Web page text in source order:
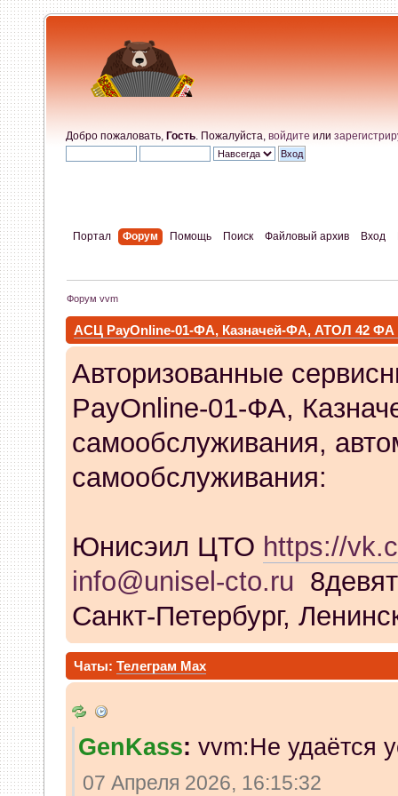
Добро пожаловать, Гость . Пожалуйста, войдите или
Портал Форум Помощь Поиск Файловый архив Вход
Форум vvm
АСЦ PayOnline-01-ФА, Казначей-ФА, АТОЛ 42 ФА
Авторизованные
PayOnline-01-ФА,
самообслуживания,
самообслуживания:
Юнисэил ЦТО https://
info@unisel-cto.ru
Санкт-Петербург,
Чаты:Телеграм Max
GenKass: vvm:Не удаётся
07 Апреля 2026, 16:15:32